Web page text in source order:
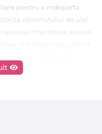
pentru a indeparta
continutului de ulei
hranitoare asupra
o importiva infectiilor.